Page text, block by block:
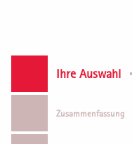
Ihre Auswahl
Zusammenfassung